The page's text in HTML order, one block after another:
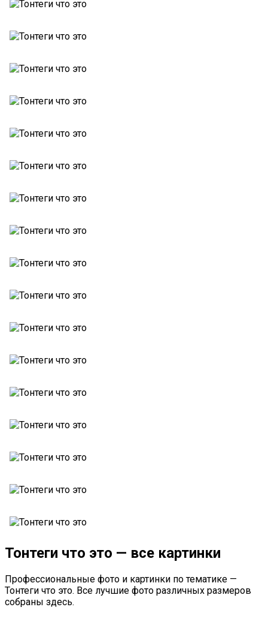
Тонтеги что это — все картинки
Профессиональные фото и картинки по тематике —
Тонтеги что это. Все лучшие фото различных размеров
собраны здесь.